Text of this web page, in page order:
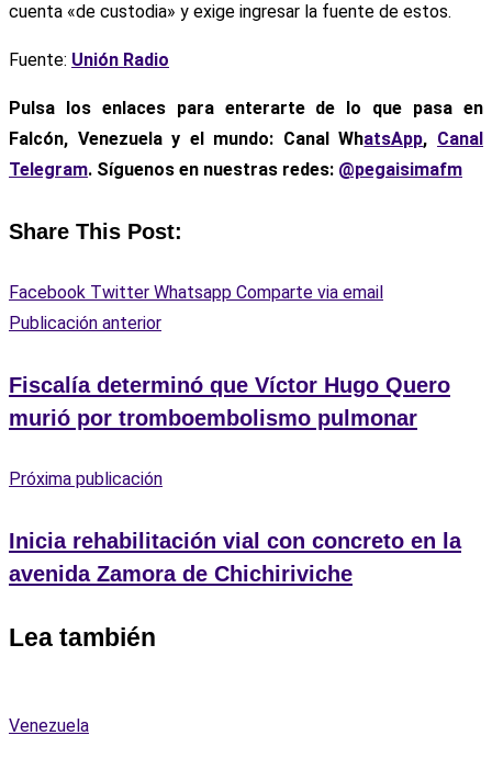
cuenta «de custodia» y exige ingresar la fuente de estos.
Fuente: Unión Radio
Pulsa los enlaces para enterarte de lo que pasa en
Falcón, Venezuela y el mundo: Canal WhatsApp, Canal
Telegram. Síguenos en nuestras redes: @pegaisimafm
Share This Post:
Facebook Twitter Whatsapp Comparte via email
Publicación anterior
Fiscalía determinó que Víctor Hugo Quero
murió por tromboembolismo pulmonar
Próxima publicación
Inicia rehabilitación vial con concreto en la
avenida Zamora de Chichiriviche
Lea también
Venezuela